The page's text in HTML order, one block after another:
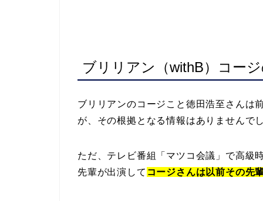
ブリリアン（withB）コー
ブリリアンのコージこと徳田浩至さんは
が、その根拠となる情報はありませんで
ただ、テレビ番組「マツコ会議」で高級
先輩が出演して コージさんは以前その先